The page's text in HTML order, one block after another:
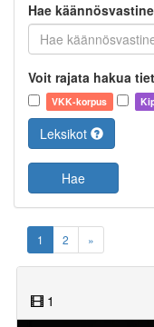
Hae
Voit rajata hakua
VKK-korpus
Leksikot
Hae
1 2 »
1